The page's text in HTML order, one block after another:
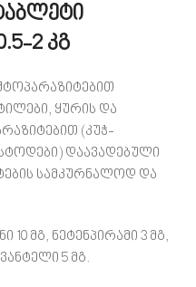
2 კგ
ყურის და
(კუჭ-
დაავადებული
სამკურნალოდ და
მგ, ნეტენპირამი 3 მგ,
5 მგ.